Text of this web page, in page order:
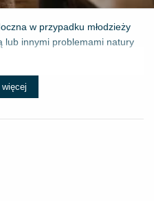
w przypadku młodzieży
lub innymi problemami natury